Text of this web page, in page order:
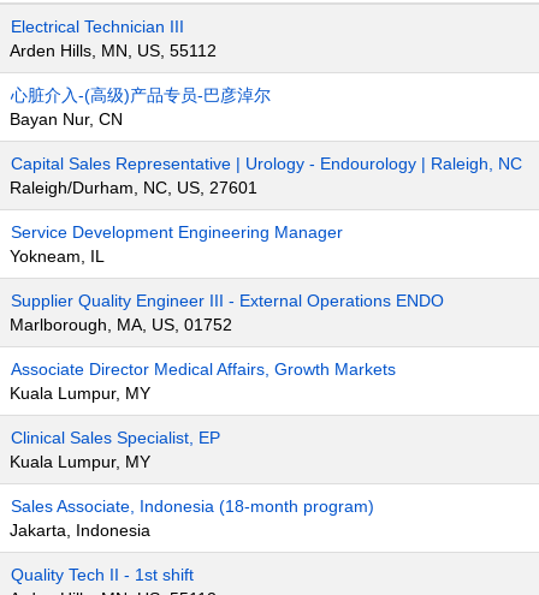
Electrical Technician III
Arden Hills, MN, US, 55112
心脏介入-(高级)产品专员-巴彦淖尔
Bayan Nur, CN
Capital Sales Representative | Urology - Endourology | Raleigh, NC
Raleigh/Durham, NC, US, 27601
Service Development Engineering Manager
Yokneam, IL
Supplier Quality Engineer III - External Operations ENDO
Marlborough, MA, US, 01752
Associate Director Medical Affairs, Growth Markets
Kuala Lumpur, MY
Clinical Sales Specialist, EP
Kuala Lumpur, MY
Sales Associate, Indonesia (18-month program)
Jakarta, Indonesia
Quality Tech II - 1st shift